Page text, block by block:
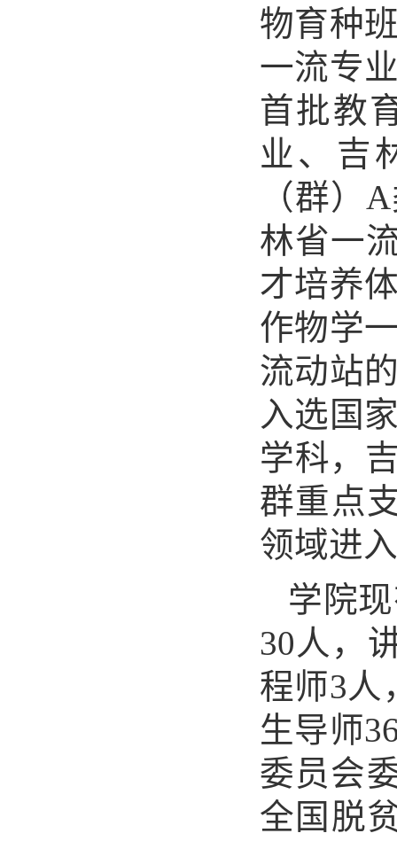
物育种
一流专
首批教
业、吉
（群）
林省一
才培养
作物学
流动站
入选国
学科，
群重点
领域进
学院
30人，
程师3人
生导师
委员会
全国脱